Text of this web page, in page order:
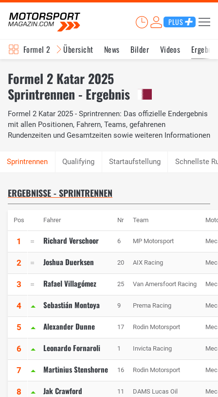
PLUS
Formel 2 Übersicht News Bilder Videos
Formel 2 Katar 2025
Sprintrennen - Ergebnis
Formel 2 Katar 2025 - Sprintrennen: Das offizielle Endergebnis
mit allen Positionen, Fahrern, Teams, gefahrenen
Rundenzeiten und Gesamtzeiten sowie weiteren Informationen
Qualifying Startaufstellung Schnellste
ERGEBNISSE - SPRINTRENNEN
Pos Fahrer Nr Team
1 Richard Verschoor 6 MP Motorsport
2 Joshua Duerksen 20 AIX Racing
3 Rafael Villagómez 25 Van Amersfoort Racing
4 Sebastián Montoya 9 Prema Racing
5 Alexander Dunne 17 Rodin Motorsport
6 Leonardo Fornaroli 1 Invicta Racing
7 Martinius Stenshorne 16 Rodin Motorsport
8 Jak Crawford 11 DAMS Lucas Oil